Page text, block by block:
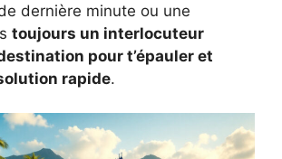
dernière minute ou une
toujours un interlocuteur
pour t’épauler et
rapide.